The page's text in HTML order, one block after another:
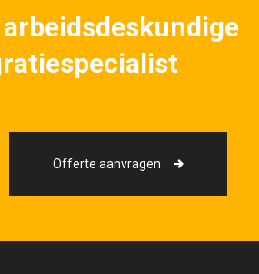
Offerte aanvragen